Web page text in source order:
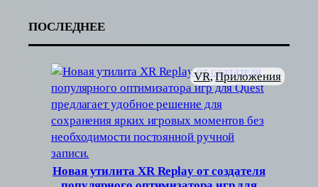
ПОСЛЕДНЕЕ
Новая утилита XR Replay от создателя
VR, Приложения